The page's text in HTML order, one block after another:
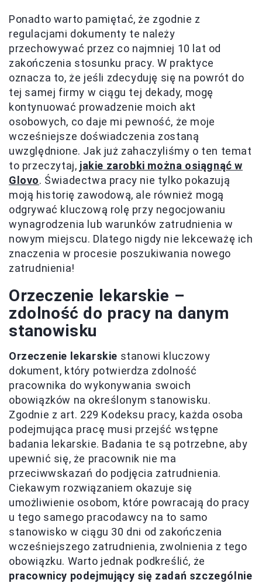
Ponadto warto pamiętać, że zgodnie z
regulacjami dokumenty te należy
przechowywać przez co najmniej 10 lat od
zakończenia stosunku pracy. W praktyce
oznacza to, że jeśli zdecyduję się na powrót do
tej samej firmy w ciągu tej dekady, mogę
kontynuować prowadzenie moich akt
osobowych, co daje mi pewność, że moje
wcześniejsze doświadczenia zostaną
uwzględnione. Jak już zahaczyliśmy o ten temat
to przeczytaj, jakie zarobki można osiągnąć w
Glovo. Świadectwa pracy nie tylko pokazują
moją historię zawodową, ale również mogą
odgrywać kluczową rolę przy negocjowaniu
wynagrodzenia lub warunków zatrudnienia w
nowym miejscu. Dlatego nigdy nie lekceważę ich
znaczenia w procesie poszukiwania nowego
zatrudnienia!
Orzeczenie lekarskie –
zdolność do pracy na danym
stanowisku
Orzeczenie lekarskie stanowi kluczowy
dokument, który potwierdza zdolność
pracownika do wykonywania swoich
obowiązków na określonym stanowisku.
Zgodnie z art. 229 Kodeksu pracy, każda osoba
podejmująca pracę musi przejść wstępne
badania lekarskie. Badania te są potrzebne, aby
upewnić się, że pracownik nie ma
przeciwwskazań do podjęcia zatrudnienia.
Ciekawym rozwiązaniem okazuje się
umożliwienie osobom, które powracają do pracy
u tego samego pracodawcy na to samo
stanowisko w ciągu 30 dni od zakończenia
wcześniejszego zatrudnienia, zwolnienia z tego
obowiązku. Warto jednak podkreślić, że
pracownicy podejmujący się zadań szczególnie